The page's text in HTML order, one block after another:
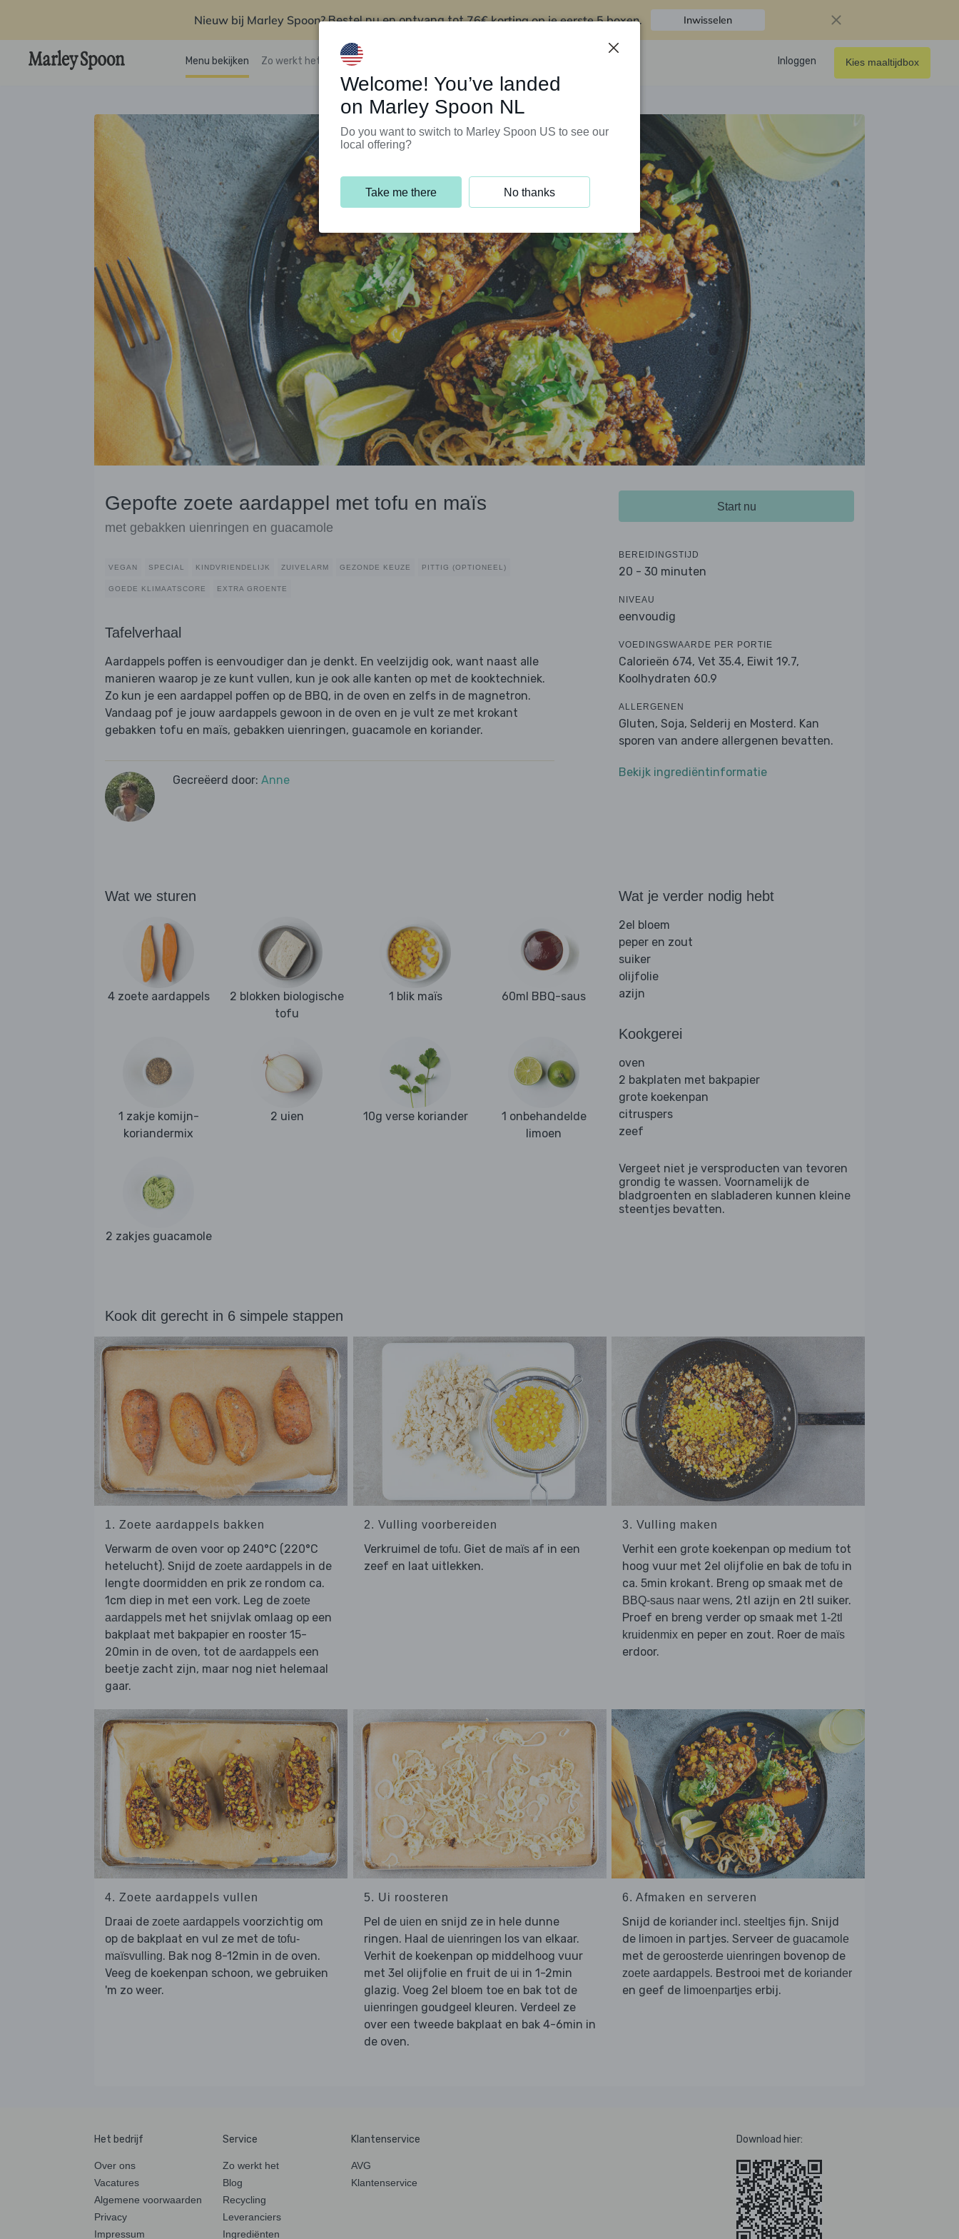
Nieuw bij Marley Spoon?Bestel nu en ontvang tot76€ korting op je eerste 5 boxen. Inwisselen
Menu bekijken Zo werkt het Klantenservice Inloggen Kies maaltijdbox
Gepofte zoete aardappel met tofu en maïs
met gebakken uienringen en guacamole
VEGAN SPECIAL KINDVRIENDELIJK ZUIVELARM GEZONDE KEUZE PITTIG (OPTIONEEL)
GOEDE KLIMAATSCORE EXTRA GROENTE
Tafelverhaal
Aardappels poffen is eenvoudiger dan je denkt. En veelzijdig ook, want naast alle
manieren waarop je ze kunt vullen, kun je ook alle kanten op met de kooktechniek.
Zo kun je een aardappel poffen op de BBQ, in de oven en zelfs in de magnetron.
Vandaag pof je jouw aardappels gewoon in de oven en je vult ze met krokant
gebakken tofu en maïs, gebakken uienringen, guacamole en koriander.
Gecreëerd door: Anne
Start nu
BEREIDINGSTIJD
20 - 30 minuten
NIVEAU
eenvoudig
VOEDINGSWAARDE PER PORTIE
Calorieën 674, Vet 35.4, Eiwit 19.7,
Koolhydraten 60.9
ALLERGENEN
Gluten, Soja, Selderij en Mosterd. Kan
sporen van andere allergenen bevatten.
Bekijk ingrediëntinformatie
Wat we sturen
4 zoete aardappels
2 blokken biologische
tofu
1 blik maïs 60ml BBQ-saus
1 zakje komijn-
koriandermix
2 uien 10g verse koriander
1 onbehandelde
limoen
2 zakjes guacamole
Wat je verder nodig hebt
2el bloem
peper en zout
suiker
olijfolie
azijn
Kookgerei
oven
2 bakplaten met bakpapier
grote koekenpan
citruspers
zeef
Vergeet niet je versproducten van tevoren
grondig te wassen. Voornamelijk de
bladgroenten en slabladeren kunnen kleine
steentjes bevatten.
Kook dit gerecht in 6 simpele stappen
1. Zoete aardappels bakken
Verwarm de oven voor op 240°C (220°C
hetelucht). Snijd de zoete aardappels in de
lengte doormidden en prik ze rondom ca.
1cm diep in met een vork. Leg de zoete
aardappels met het snijvlak omlaag op een
bakplaat met bakpapier en rooster 15-
20min in de oven, tot de aardappels een
beetje zacht zijn, maar nog niet helemaal
gaar.
2. Vulling voorbereiden
Verkruimel de tofu. Giet de maïsaf in een
zeef en laat uitlekken.
3. Vulling maken
Verhit een grote koekenpan op medium tot
hoog vuur met 2el olijfolie en bak de tofu in
ca. 5min krokant. Breng op smaak met de
BBQ-saus naar wens, 2tl azijn en 2tl suiker.
Proef en breng verder op smaak met 1-2tl
kruidenmix en peper en zout. Roer de maïs
erdoor.
4. Zoete aardappels vullen
Draai de zoete aardappels voorzichtig om
op de bakplaat en vul ze met de tofu-
maïsvulling. Bak nog 8-12min in de oven.
Veeg de koekenpan schoon, we gebruiken
'm zo weer.
5. Ui roosteren
Pel de uien en snijd ze in hele dunne
ringen. Haal de uienringen los van elkaar.
Verhit de koekenpan op middelhoog vuur
met 3el olijfolie en fruit de ui in 1-2min
glazig. Voeg 2el bloem toe en bak tot de
uienringen goudgeel kleuren. Verdeel ze
over een tweede bakplaat en bak 4-6min in
de oven.
6. Afmaken en serveren
Snijd de koriander incl. steeltjes fijn. Snijd
de limoen in partjes. Serveer de guacamole
met de geroosterde uienringen bovenop de
zoete aardappels. Bestrooi met de koriander
en geef de limoenpartjes erbij.
Het bedrijf
Over ons
Vacatures
Algemene voorwaarden
Privacy
Impressum
Service
Zo werkt het
Blog
Recycling
Leveranciers
Ingrediënten
Klantenservice
AVG
Klantenservice
Download hier:
Welcome! You’ve landed
on Marley Spoon NL
Do you want to switch to Marley Spoon US to see our
local offering?
Take me there No thanks